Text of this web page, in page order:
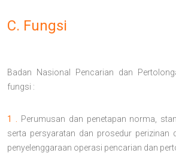
C. Fungsi
Badan Nasional Pencarian dan
fungsi :
1 . Perumusan dan penetapan norma,
serta persyaratan dan prosedur perizinan
penyelenggaraan operasi pencarian dan